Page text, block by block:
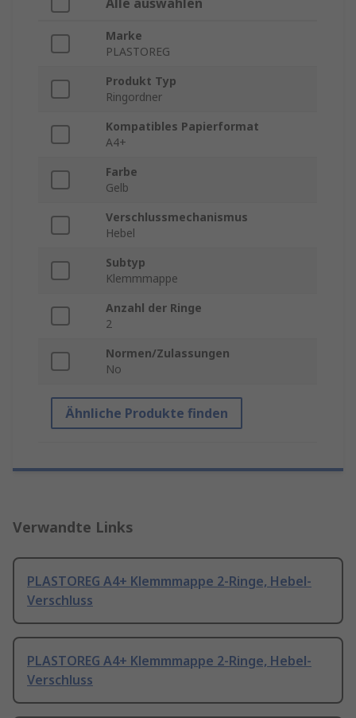
Alle auswählen
Marke
PLASTOREG
Produkt Typ
Ringordner
Kompatibles Papierformat
A4+
Farbe
Gelb
Verschlussmechanismus
Hebel
Subtyp
Klemmmappe
Anzahl der Ringe
2
Normen/Zulassungen
No
Ähnliche Produkte finden
Verwandte Links
PLASTOREG A4+ Klemmmappe 2-Ringe, Hebel-
Verschluss
PLASTOREG A4+ Klemmmappe 2-Ringe, Hebel-
Verschluss